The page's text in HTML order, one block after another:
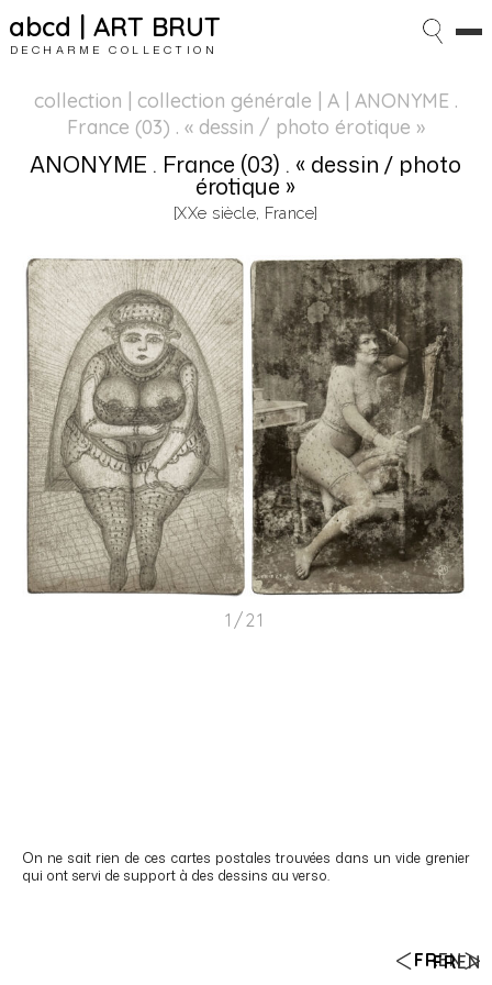
abcd | ART BRUT
DECHARME COLLECTION
FREN
collection | collection générale | A | ANONYME .
France (03) . « dessin / photo érotique »
ANONYME . France (03) . « dessin / photo
érotique »
[XXe siècle, France]
1/21
On ne sait rien de ces cartes postales trouvées dans un vide grenier
qui ont servi de support à des dessins au verso.
FREN